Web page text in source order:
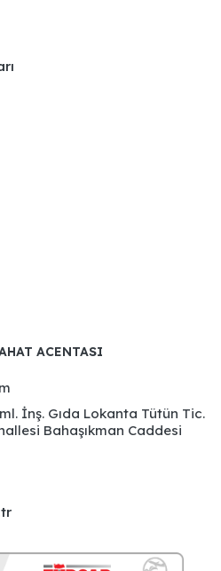
ACENTASI
İnş. Gıda Lokanta Tütün Tic.
Bahaşıkman Caddesi